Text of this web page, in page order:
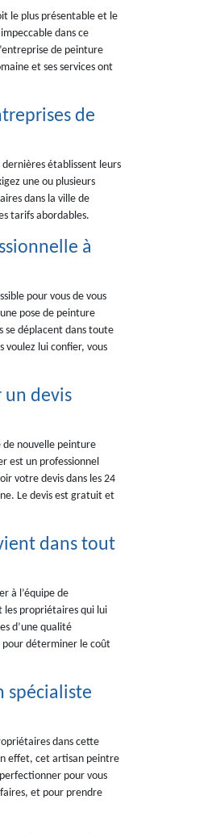
le plus présentable et le
dans ce
de peinture
et ses services ont
de
établissent leurs
une ou plusieurs
dans la ville de
tarifs abordables.
à
pour vous de vous
pose de peinture
se déplacent dans toute
voulez lui confier, vous
un devis
de nouvelle peinture
est un professionnel
votre devis dans les 24
Le devis est gratuit et
dans tout
à l’équipe de
les propriétaires qui lui
d’une qualité
pour déterminer le coût
spécialiste
dans cette
effet, cet artisan peintre
pour vous
et pour prendre